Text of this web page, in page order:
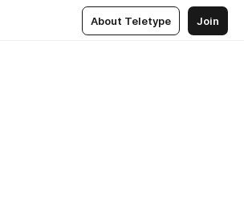
About Teletype Join